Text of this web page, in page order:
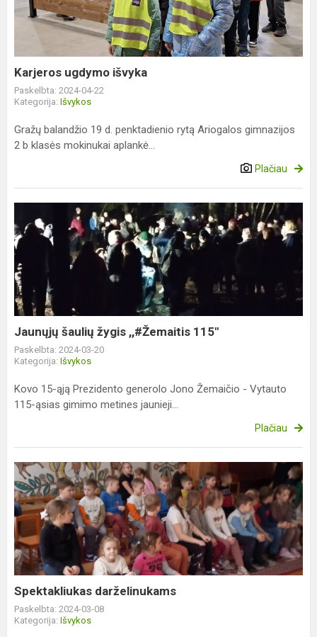
Karjeros ugdymo išvyka
Paskelbta: 2024-04-22
Kategorija: Išvykos
Gražų balandžio 19 d. penktadienio rytą Ariogalos gimnazijos
2 b klasės mokinukai aplankė...
Plačiau
šaulių
žygis
,,#Žemaitis
115"
Jaunųjų šaulių žygis ,,#Žemaitis 115"
Paskelbta: 2024-03-20
Kategorija: Išvykos
Kovo 15-ąją Prezidento generolo Jono Žemaičio - Vytauto
115-ąsias gimimo metines jaunieji...
Plačiau
Spektakliukas
darželinukams
Spektakliukas darželinukams
Paskelbta: 2024-03-08
Kategorija: Išvykos